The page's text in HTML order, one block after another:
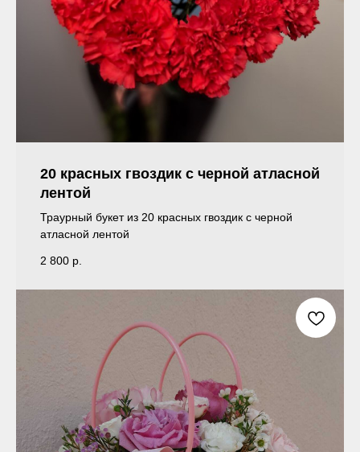
20 красных гвоздик с черной атласной
лентой
Траурный букет из 20 красных гвоздик с черной
атласной лентой
2 800 р.